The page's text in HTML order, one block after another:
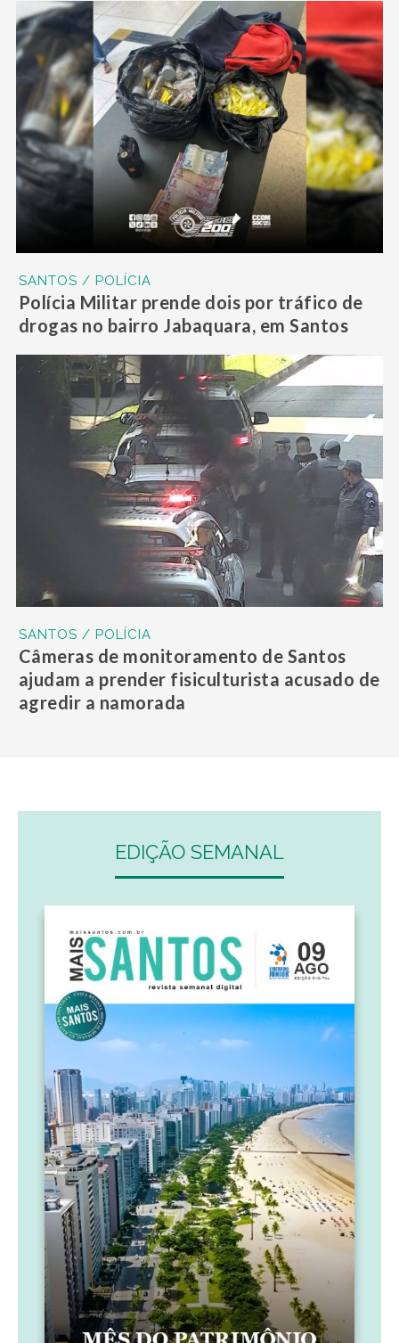
SANTOS / POLÍCIA
Polícia Militar prende dois por tráfico de
drogas no bairro Jabaquara, em Santos
SANTOS / POLÍCIA
Câmeras de monitoramento de Santos
ajudam a prender fisiculturista acusado de
agredir a namorada
EDIÇÃO SEMANAL